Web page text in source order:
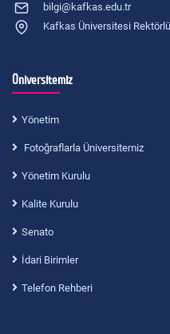
bilgi@kafkas.edu.tr
Kafkas Üniversitesi
Üniversitemiz
Yönetim
Fotoğraflarla Üniversitemiz
Yönetim Kurulu
Kalite Kurulu
Senato
İdari Birimler
Telefon Rehberi